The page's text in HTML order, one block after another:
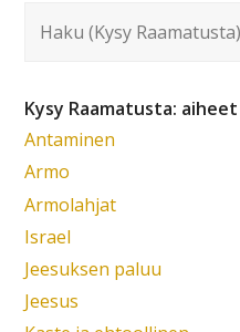
Kysy Raamatusta: aiheet
Antaminen
Armo
Armolahjat
Israel
Jeesuksen paluu
Jeesus